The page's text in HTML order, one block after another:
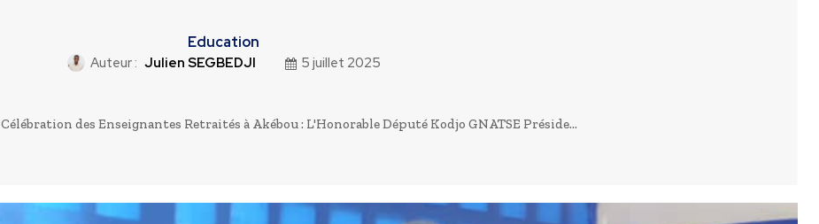
Education
Auteur : Julien SEGBEDJI 5 juillet 2025
Célébration des Enseignantes Retraités à Akébou : L'Honorable Député Kodjo GNATSE Préside...